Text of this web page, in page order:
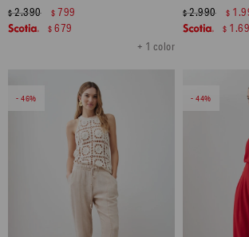
+ 1 color
$2.390 $ 799
$ 679
$2.990 $
$
46 44